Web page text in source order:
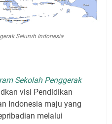
Seluruh Indonesia
Sekolah Penggerak
visi Pendidikan
Indonesia maju yang
melalui